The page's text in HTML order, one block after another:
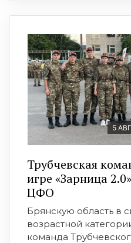
5
Трубчевская
игре «Зарница
ЦФО
Брянскую область в
возрастной
команда